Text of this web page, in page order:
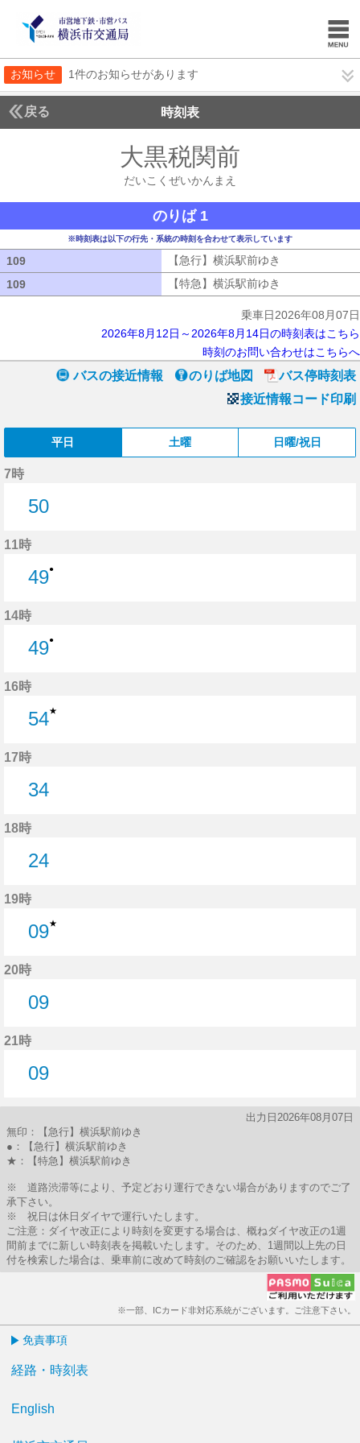
お知らせ 1件のお知らせがあります
戻る 時刻表
大黒税関前
だいこくぜいかんまえ
のりば 1
※時刻表は以下の行先・系統の時刻を合わせて表示しています
109 【急行】横浜駅前ゆき
109
【特急】横浜駅前ゆき
乗車日2026年08月07日
2026年8月12日～2026年8月14日の時刻表はこちら
時刻のお問い合わせはこちらへ
バスの接近情報 のりば地図
バス停時刻表
接近情報コード印刷
平日 土曜 日曜/祝日
7時
50
11時
49●
14時
49●
16時
54★
17時
34
18時
24
19時
09★
20時
09
21時
09
出力日2026年08月07日
無印：【急行】横浜駅前ゆき
●：【急行】横浜駅前ゆき
★：【特急】横浜駅前ゆき
※ 道路渋滞等により、予定どおり運行できない場合がありますのでご了
承下さい。
※ 祝日は休日ダイヤで運行いたします。
ご注意：ダイヤ改正により時刻を変更する場合は、概ねダイヤ改正の1週
間前までに新しい時刻表を掲載いたします。そのため、1週間以上先の日
付を検索した場合は、乗車前に改めて時刻のご確認をお願いいたします。
※一部、ICカード非対応系統がございます。ご注意下さい。
免責事項
経路・時刻表
English